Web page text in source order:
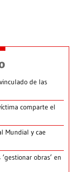
de las
comparte el
Mundial y cae
obras’ en